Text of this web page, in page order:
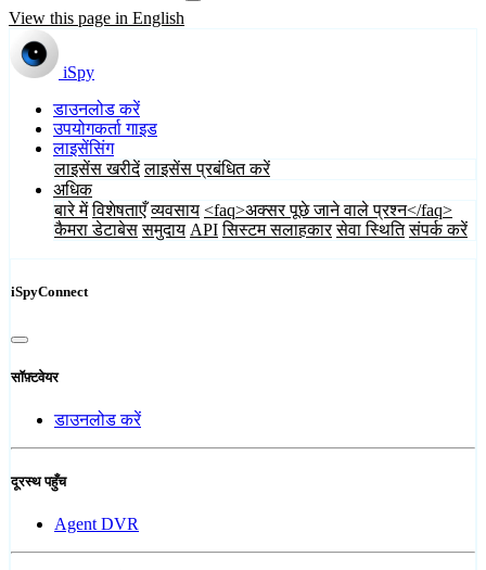
View this page in English
iSpy
डाउनलोड करें
उपयोगकर्ता गाइड
लाइसेंसिंग
लाइसेंस खरीदें लाइसेंस प्रबंधित करें
अधिक
बारे में विशेषताएँ व्यवसाय <faq>अक्सर पूछे जाने वाले प्रश्न</faq>
कैमरा डेटाबेस समुदाय API सिस्टम सलाहकार सेवा स्थिति संपर्क करें
iSpyConnect
सॉफ़्टवेयर
डाउनलोड करें
दूरस्थ पहुँच
Agent DVR